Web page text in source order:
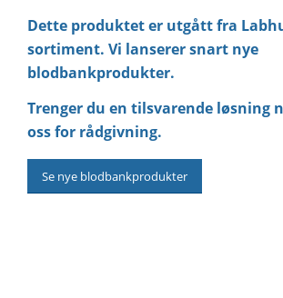
Dette produktet er utgått fra
sortiment. Vi lanserer snart nye
blodbankprodukter.
Trenger du en tilsvarende løsning
oss for rådgivning.
Se nye blodbankprodukter